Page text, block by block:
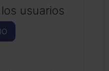
usuarios